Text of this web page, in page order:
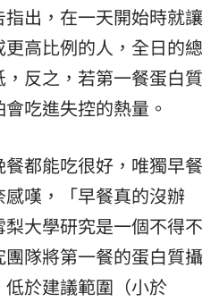
出，在一天開始時就讓
高比例的人，全日的總
反之，若第一餐蛋白質
吃進失控的熱量。
都能吃很好，唯獨早餐
嘆，「早餐真的沒辦
大學研究是一個不得不
隊將第一餐的蛋白質攝
於建議範圍（小於